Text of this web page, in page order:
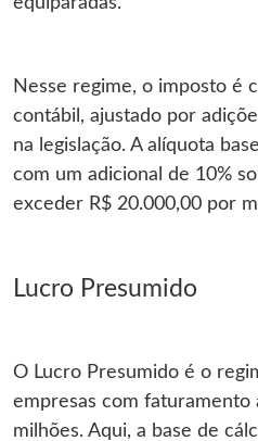
Nesse regime, o imposto é
contábil, ajustado por
na legislação. A alíquota
com um adicional de 10%
exceder R$ 20.000,00 por
Lucro Presumido
O Lucro Presumido é o
empresas com faturamento
milhões. Aqui, a base de